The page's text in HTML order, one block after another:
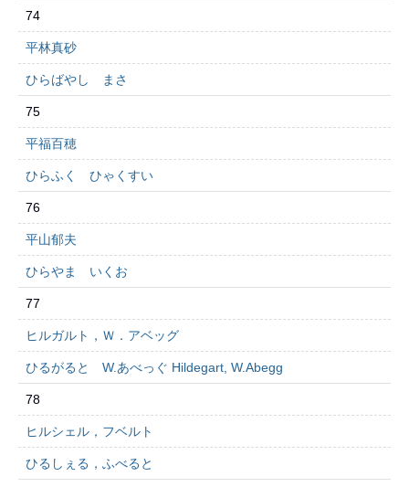
74
平林真砂
ひらばやし まさ
75
平福百穂
ひらふく ひゃくすい
76
平山郁夫
ひらやま いくお
77
ヒルガルト，Ｗ．アベッグ
ひるがると W.あべっぐ Hildegart, W.Abegg
78
ヒルシェル，フベルト
ひるしぇる，ふべると